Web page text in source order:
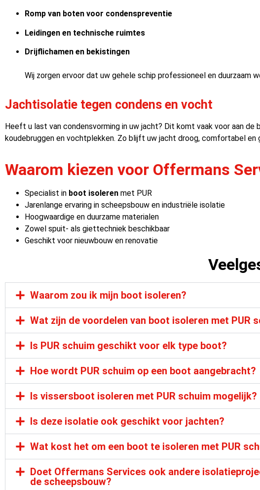
Romp van boten voor condenspreventie
Leidingen en technische ruimtes
Drijflichamen en bekistingen
Wij zorgen ervoor dat uw gehele schip professioneel en duurzaam
Jachtisolatie tegen condens en vocht
Heeft u last van condensvorming in uw jacht? Dit komt vaak voor aan de
koudebruggen en vochtplekken. Zo blijft uw jacht droog, comfortabel en
Waarom kiezen voor Offermans
Specialist in boot isoleren met PUR
Jarenlange ervaring in scheepsbouw en industriële isolatie
Hoogwaardige en duurzame materialen
Zowel spuit- als giettechniek beschikbaar
Geschikt voor nieuwbouw en renovatie
Waarom zou ik mijn boot isoleren?
Wat zijn de voordelen van boot isoleren met PUR
Is PUR schuim geschikt voor elk type boot?
Hoe wordt PUR schuim op een boot aangebracht?
Is vissersboot isoleren met PUR schuim mogelijk?
Is deze isolatie ook geschikt voor jachten?
Wat kost het om een boot te isoleren met PUR
Doet Offermans Services ook andere
de scheepsbouw?